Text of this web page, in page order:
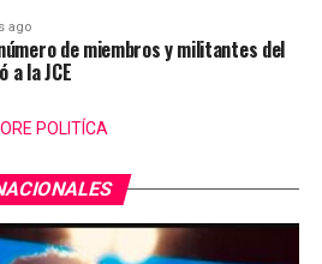
ago
de miembros y militantes del
a la JCE
POLITÍCA